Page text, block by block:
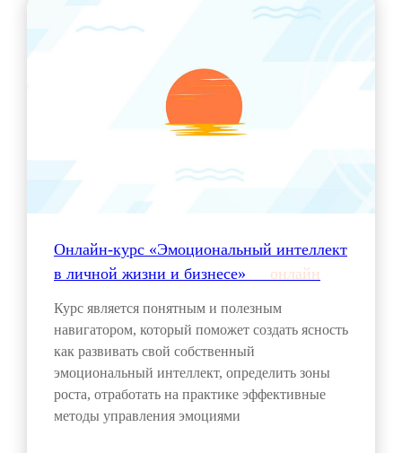
Онлайн-курс «Эмоциональный интеллект
в личной жизни и бизнесе»___ онлайн
Курс является понятным и полезным
навигатором, который поможет создать ясность
как развивать свой собственный
эмоциональный интеллект, определить зоны
роста, отработать на практике эффективные
методы управления эмоциями